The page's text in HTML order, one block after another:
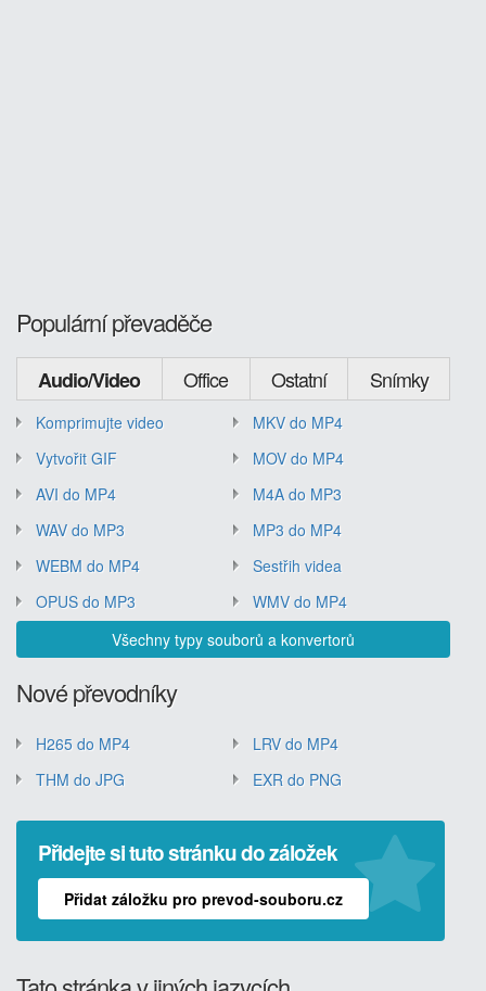
Populární převaděče
Audio/Video Office Ostatní Snímky
Komprimujte video
MKV do MP4
Vytvořit GIF
MOV do MP4
AVI do MP4
M4A do MP3
WAV do MP3
MP3 do MP4
WEBM do MP4
Sestřih videa
OPUS do MP3
WMV do MP4
Všechny typy souborů a konvertorů
Nové převodníky
H265 do MP4
LRV do MP4
THM do JPG
EXR do PNG
Přidejte si tuto stránku do záložek
Přidat záložku pro prevod-souboru.cz